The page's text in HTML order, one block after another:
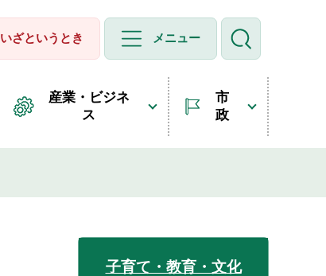
いざというとき メニュー
産業・ビジネ
ス
市
政
子育て・教育・文化